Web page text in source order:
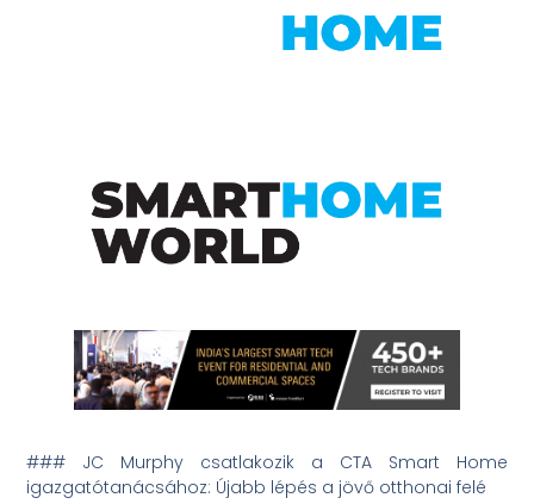
### JC Murphy csatlakozik a CTA Smart Home
igazgatótanácsához: Újabb lépés a jövő otthonai felé